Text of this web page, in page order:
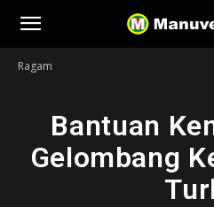
Manuver
Ragam
Bantuan
Gelombang